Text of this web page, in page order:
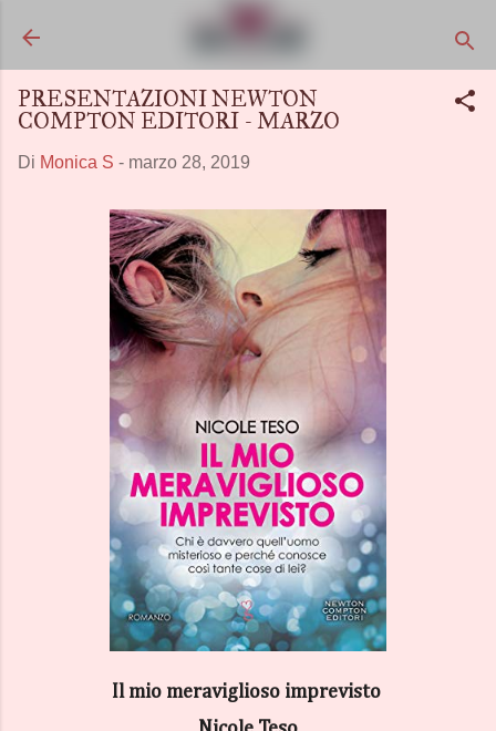
PRESENTAZIONI NEWTON
COMPTON EDITORI - MARZO
Di Monica S - marzo 28, 2019
Il mio meraviglioso imprevisto